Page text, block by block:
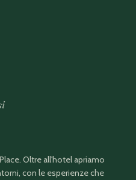
Oltre all'hotel apriamo
con le esperienze che